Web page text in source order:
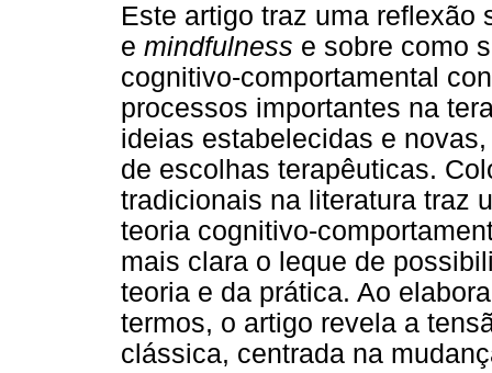
Este artigo traz uma reflexão
e mindfulness e sobre como
cognitivo-comportamental
processos importantes na
ideias estabelecidas e
de escolhas terapêuticas.
tradicionais na literatura traz
teoria cognitivo-
mais clara o leque de
teoria e da prática. Ao
termos, o artigo revela a
clássica, centrada na